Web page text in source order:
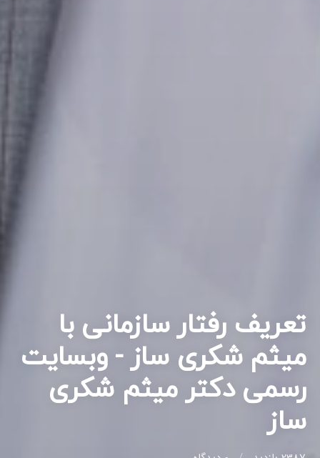
تعریف رفتار سازمانی با
میثم شکری ساز - وبسایت
رسمی دکتر میثم شکری
ساز